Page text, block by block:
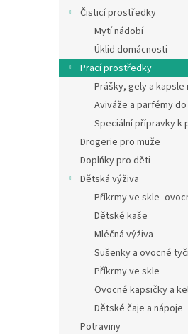
Čisticí prostředky
Mytí nádobí
Úklid domácnosti
Prací prostředky
Prášky, gely a kapsle
Aviváže a parfémy
Speciální přípravky k
Drogerie pro muže
Doplňky pro děti
Dětská výživa
Příkrmy ve skle-
Dětské kaše
Mléčná výživa
Sušenky a ovocné
Příkrmy ve skle
Ovocné kapsičky a
Dětské čaje a nápoje
Potraviny